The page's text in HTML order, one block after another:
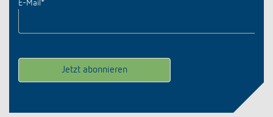
E-Mail *